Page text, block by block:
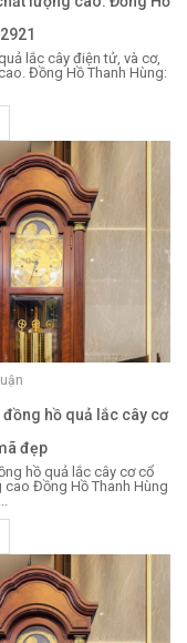
lắc cây điện tử, và cơ,
Đồng Hồ Thanh Hùng:
hồ quả lắc cây cơ
đẹp
hồ quả lắc cây cơ cổ
cao Đồng Hồ Thanh Hùng